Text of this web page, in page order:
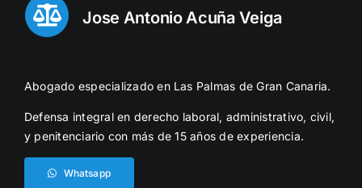
Jose Antonio Acuña Veiga
Abogado especializado en Las Palmas de Gran Canaria.
Defensa integral en derecho laboral, administrativo, civil,
y penitenciario con más de 15 años de experiencia.
Whatsapp